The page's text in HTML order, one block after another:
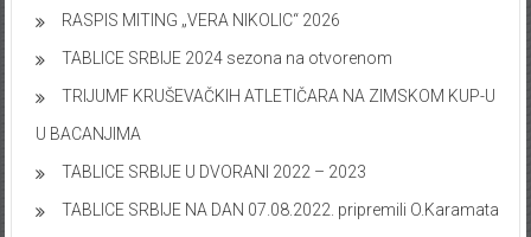
RASPIS MITING „VERA NIKOLIC“ 2026
TABLICE SRBIJE 2024 sezona na otvorenom
TRIJUMF KRUŠEVAČKIH ATLETIČARA NA ZIMSKOM KUP-U
U BACANJIMA
TABLICE SRBIJE U DVORANI 2022 – 2023
TABLICE SRBIJE NA DAN 07.08.2022. pripremili O.Karamata